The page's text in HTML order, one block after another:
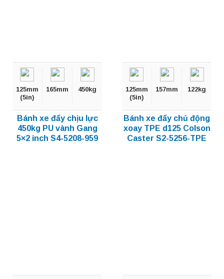
125mm
(5in)
165mm 450kg
Bánh xe đẩy chịu lực
450kg PU vành Gang
5×2 inch S4-5208-959
125mm
(5in)
157mm 122kg
Bánh xe đẩy chủ động
xoay TPE d125 Colson
Caster S2-5256-TPE